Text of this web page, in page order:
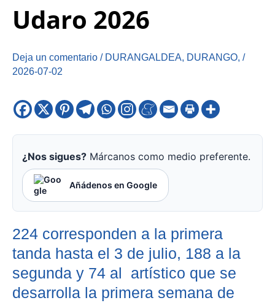
Udaro 2026
Deja un comentario / DURANGALDEA, DURANGO, /
2026-07-02
¿Nos sigues? Márcanos como medio preferente.
Añádenos en Google
224 corresponden a la primera
tanda hasta el 3 de julio, 188 a la
segunda y 74 al artístico que se
desarrolla la primera semana de